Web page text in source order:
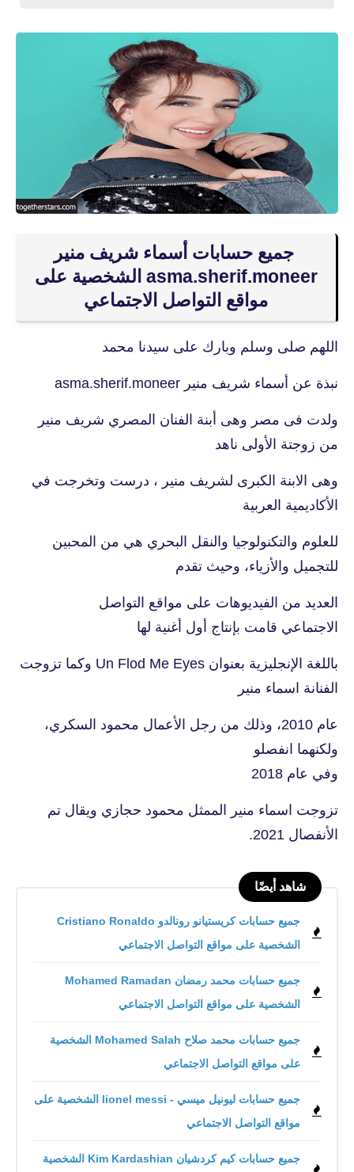
جميع حسابات أسماء شريف منير
asma.sherif.moneer الشخصية على
مواقع التواصل الاجتماعي
اللهم صلى وسلم وبارك على سيدنا محمد
نبذة عن أسماء شريف منير asma.sherif.moneer
ولدت فى مصر وهى أبنة الفنان المصري شريف منير
من زوجتة الأولى ناهد
وهى الابنة الكبرى لشريف منير ، درست وتخرجت في
الأكاديمية العربية
للعلوم والتكنولوجيا والنقل البحري هي من المحبين
للتجميل والأزياء، وحيث تقدم
العديد من الفيديوهات على مواقع التواصل
الاجتماعي قامت بإنتاج أول أغنية لها
باللغة الإنجليزية بعنوان Un Flod Me Eyes وكما تزوجت
الفنانة اسماء منير
عام 2010، وذلك من رجل الأعمال محمود السكري،
ولكنهما انفصلو
وفي عام 2018
تزوجت اسماء منير الممثل محمود حجازي ويقال تم
الأنفصال 2021.
شاهد أيضًا
جميع حسابات كريستيانو رونالدو Cristiano Ronaldo
الشخصية على مواقع التواصل الاجتماعي
جميع حسابات محمد رمضان Mohamed Ramadan
الشخصية على مواقع التواصل الاجتماعي
جميع حسابات محمد صلاح Mohamed Salah الشخصية
على مواقع التواصل الاجتماعي
جميع حسابات ليونيل ميسي - lionel messi الشخصية على
مواقع التواصل الاجتماعي
جميع حسابات كيم كردشيان Kim Kardashian الشخصية